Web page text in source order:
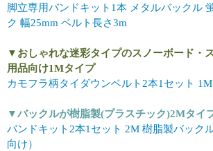
脚立専用バンドキット1本 メタルバックル
ク 幅25mm ベルト長さ3m
▼おしゃれな迷彩タイプのスノーボード・
用品向け1Mタイプ
カモフラ柄タイダウンベルト2本1セット
▼バックルが樹脂製(プラスチック)2Mタイ
バンドキット2本1セット 2M 樹脂製バック
向け）